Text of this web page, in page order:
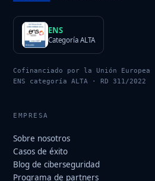
ENS
Categoría ALTA
Cofinanciado por la Unión Europea
ENS categoría ALTA · RD 311/2022
EMPRESA
Sobre nosotros
Casos de éxito
Blog de ciberseguridad
Programa de partners